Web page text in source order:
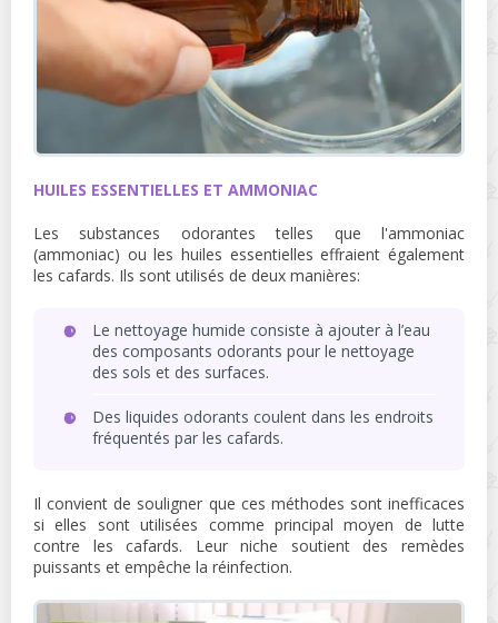
HUILES ESSENTIELLES ET AMMONIAC
Les substances odorantes telles que l'ammoniac
(ammoniac) ou les huiles essentielles effraient également
les cafards. Ils sont utilisés de deux manières:
Le nettoyage humide consiste à ajouter à l’eau
des composants odorants pour le nettoyage
des sols et des surfaces.
Des liquides odorants coulent dans les endroits
fréquentés par les cafards.
Il convient de souligner que ces méthodes sont inefficaces
si elles sont utilisées comme principal moyen de lutte
contre les cafards. Leur niche soutient des remèdes
puissants et empêche la réinfection.